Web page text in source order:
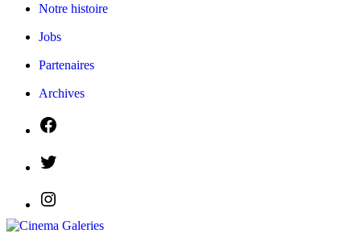
Notre histoire
Jobs
Partenaires
Archives